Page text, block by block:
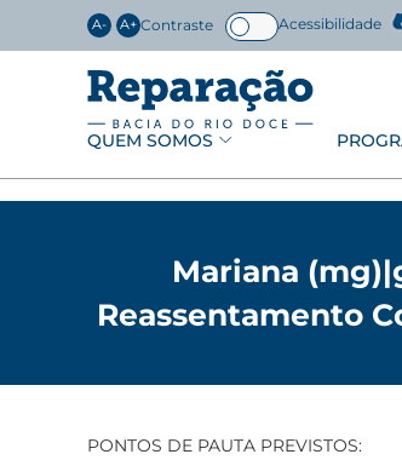
QUEM SOMOS
Acessibilidade
A- A+ Contraste
Mariana
Reassentamento
PONTOS DE PAUTA PREVISTOS: